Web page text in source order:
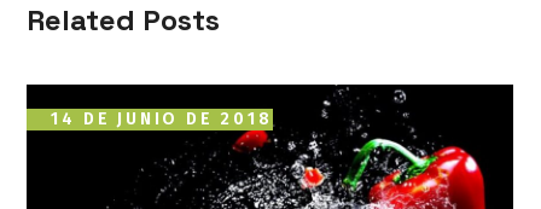
Related Posts
14 DE JUNIO DE 2018